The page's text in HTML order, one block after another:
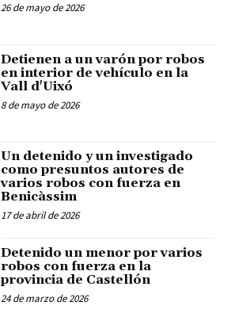
26 de mayo de 2026
Detienen a un varón por robos
en interior de vehículo en la
Vall d'Uixó
8 de mayo de 2026
Un detenido y un investigado
como presuntos autores de
varios robos con fuerza en
Benicàssim
17 de abril de 2026
Detenido un menor por varios
robos con fuerza en la
provincia de Castellón
24 de marzo de 2026